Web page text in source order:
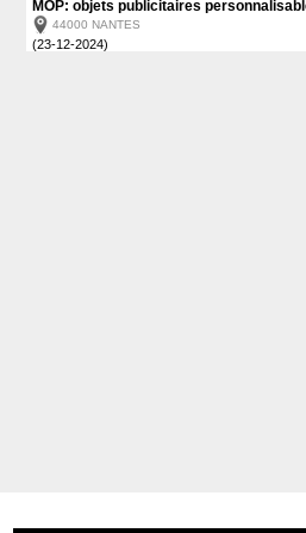
MOP: objets publicitaires
44000 NANTES
(23-12-2024)